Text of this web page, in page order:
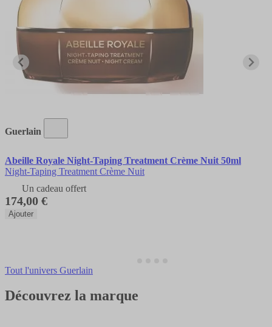
Guerlain
Abeille Royale Night-Taping Treatment Crème Nuit 50ml
Night-Taping Treatment Crème Nuit
Un cadeau offert
174,00 €
Ajouter
Tout l'univers Guerlain
Découvrez la marque